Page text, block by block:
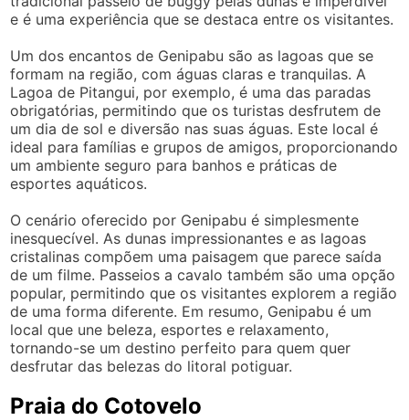
e é uma experiência que se destaca entre os visitantes.
Um dos encantos de Genipabu são as lagoas que se
formam na região, com águas claras e tranquilas. A
Lagoa de Pitangui, por exemplo, é uma das paradas
obrigatórias, permitindo que os turistas desfrutem de
um dia de sol e diversão nas suas águas. Este local é
ideal para famílias e grupos de amigos, proporcionando
um ambiente seguro para banhos e práticas de
esportes aquáticos.
O cenário oferecido por Genipabu é simplesmente
inesquecível. As dunas impressionantes e as lagoas
cristalinas compõem uma paisagem que parece saída
de um filme. Passeios a cavalo também são uma opção
popular, permitindo que os visitantes explorem a região
de uma forma diferente. Em resumo, Genipabu é um
local que une beleza, esportes e relaxamento,
tornando-se um destino perfeito para quem quer
desfrutar das belezas do litoral potiguar.
Praia do Cotovelo